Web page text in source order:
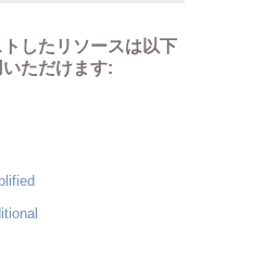
したリソースは以下
ただけます: